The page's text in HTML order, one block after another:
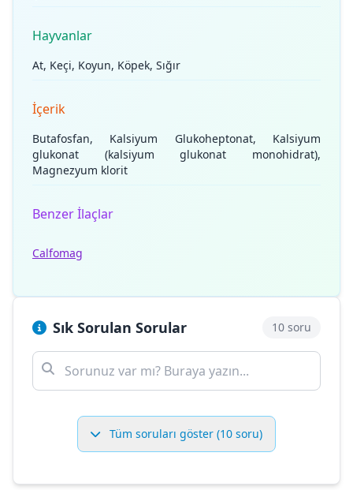
Hayvanlar
At, Keçi, Koyun, Köpek, Sığır
İçerik
Butafosfan, Kalsiyum Glukoheptonat, Kalsiyum
glukonat (kalsiyum glukonat monohidrat),
Magnezyum klorit
Benzer İlaçlar
Calfomag
Sık Sorulan Sorular 10 soru
Tüm soruları göster (10 soru)